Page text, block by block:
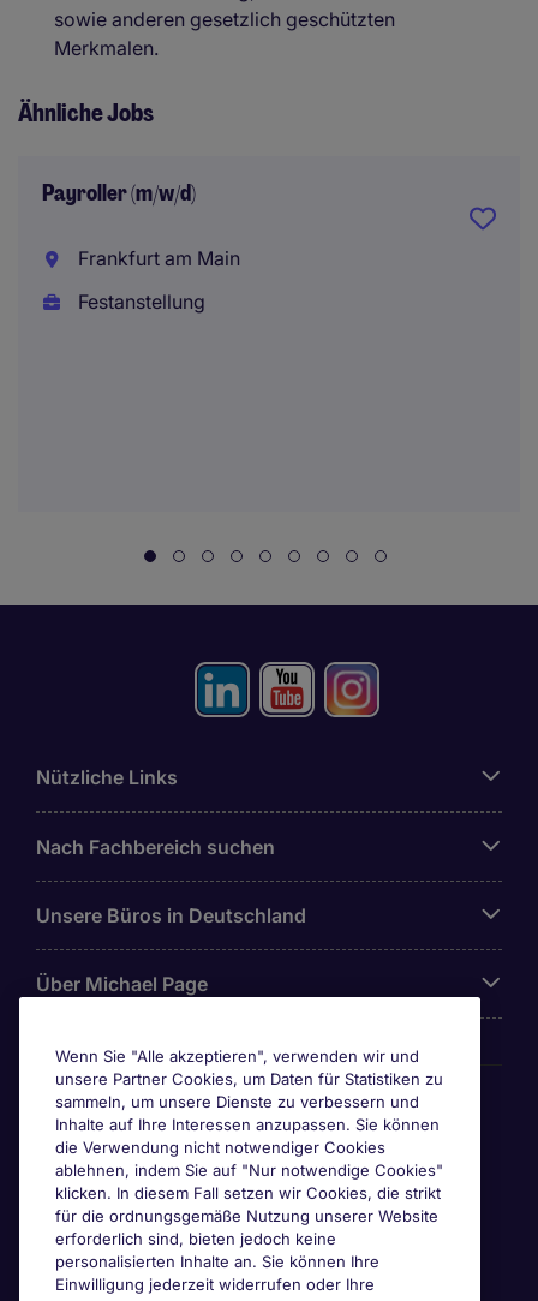
sowie anderen gesetzlich geschützten
Merkmalen.
Ähnliche Jobs
Payroller (m/w/d)
Frankfurt am Main
Festanstellung
Nützliche Links
Nach Fachbereich suchen
Unsere Büros in Deutschland
Über Michael Page
Awards & Zertifizierungen
Wenn Sie "Alle akzeptieren", verwenden wir und
unsere Partner Cookies, um Daten für Statistiken zu
sammeln, um unsere Dienste zu verbessern und
Inhalte auf Ihre Interessen anzupassen. Sie können
die Verwendung nicht notwendiger Cookies
ablehnen, indem Sie auf "Nur notwendige Cookies"
klicken. In diesem Fall setzen wir Cookies, die strikt
für die ordnungsgemäße Nutzung unserer Website
erforderlich sind, bieten jedoch keine
personalisierten Inhalte an. Sie können Ihre
Einwilligung jederzeit widerrufen oder Ihre